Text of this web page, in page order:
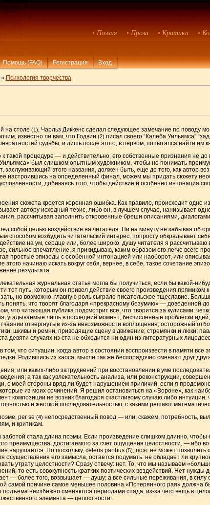
• Поэзия • Проза • Критика •
Помощь (FAQ) Регистрация Вход
» Психология творчества
на столе (1)
, Чарльз Диккенс сделал следующее замечание по поводу
известно ли вам, что Годвин (2) писал своего “Калеба Уильямса”
судьбы, и лишь после этого, в первом, попытался найти им
такой процедуре — и действительно, его собственные признания не
был слишком опытным художником, чтобы не понимать
этого названия, должен быть, еще до того, как автор
настроившись на определенный финал, можем мы придать сюжету
добиваясь того, чтобы действие и особенно интонация
сюжета кроется коренная ошибка. Как правило, происходит одно
автору исходный тезис, либо он, в лучшем случае, нанизывает
рассчитывая заполнить откровенные бреши описаниями,
собой целью воздействие на читателя. Ни на минуту не забывая об
способом возбудить читательский интерес, попросту обкрадывает
на ум, сердце или, более широко, душу читателя я
сильное впечатление, я прикидываю, каким образом его легче всего
простые эпизоды с особенной интонацией или наоборот, или
начинаю искать вокруг себя, вернее, в себе, такое сочетание
результата.
журнальная статья могла бы получиться, если бы какой-
тот путь, которым он привел действие своего произведения прямиком
но возможно, главную роль сыграло писательское тщеславие.
что творят благодаря «прекрасному безумию» — доведенной до
что читающая публика подсмотрит все, что творится за кулисами:
угадываемые лишь в последний момент; бесчисленные проблески
отвергнутые из-за невозможности воплощения; осторожный
шкивы и ремни, приводящие сцену в движение; стремянки и люки;
девяти случаях из ста не обходится ни один из литературных
что ситуации, когда автор в состоянии воспроизвести в памяти все
Родившись из хаоса, мысли так же беспорядочно сменяют друг
или каких-либо затруднений при восстановлении в уме
а так как увлекательность анализа, или реконструкции,
с моей стороны вряд ли будет нарушением приличий, если я
из моих сочинений. Я решил остановиться на «Вороне», как
композиции не возник благодаря счастливому случаю либо интуиции,
и жесткой последовательностью, с какими решают
per se (4) непосредственный повод — или, скажем, потребность,
и критикам.
стала длина поэмы. Если произведение слишком длинно, чтобы
преимущества, достигаемого за счет ощущения целостности, — ибо
нарушается. Но поскольку, ceteris paribus (5) , поэт не может
осуществления его замысла, остается подумать: не обладает ли
утрату целостности? Сразу отвечу: нет. То, что мы называем
то есть совокупность кратких поэтических воздействий. Нет нужды
— более того, возвышает — душу; а все сильные переживания, в силу
самой причине самое меньшее половина «Потерянного рая» должна
неизбежно сменяются периодами спада, из-за чего вещь в
элемента — целостности.